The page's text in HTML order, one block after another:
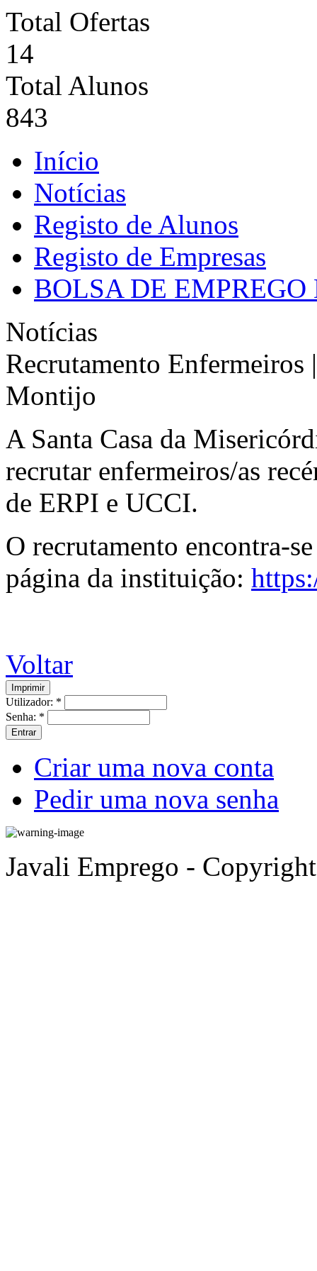
Total Ofertas
14
Total Alunos
843
Início
Notícias
Registo de Alunos
Registo de Empresas
BOLSA DE EMPREGO
Notícias
Recrutamento Enfermeiros
Montijo
A Santa Casa da
recrutar enfermeiros/as
de ERPI e UCCI.
O recrutamento encontra-
página da instituição:
Voltar
Utilizador: *
Senha: *
Criar uma nova conta
Pedir uma nova senha
Javali Emprego -